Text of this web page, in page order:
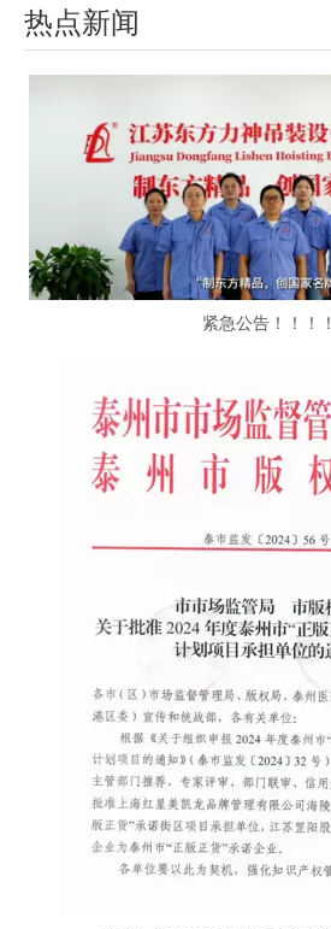
热点新闻
紧急公告！！！！